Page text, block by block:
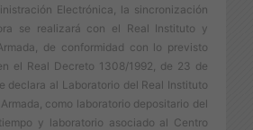
Electrónica, la sincronización
se realizará con el Real Instituto y
de conformidad con lo previsto
el Real Decreto 1308/1992, de 23 de
declara al Laboratorio del Real Instituto
como laboratorio depositario del
y laboratorio asociado al Centro